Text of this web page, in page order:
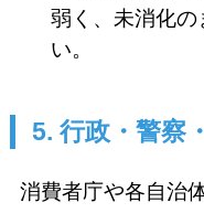
弱く、未消化
い。
5. 行政・警察
消費者庁や各自治